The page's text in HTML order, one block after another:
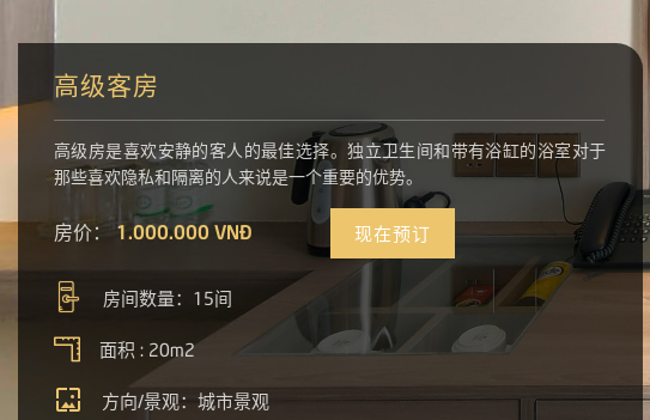
高级客房
高级房是喜欢安静的客人的最佳选择。独立卫生间和带有浴缸的浴室对于
那些喜欢隐私和隔离的人来说是一个重要的优势。
房价：1.000.000 VNĐ 现在预订
房间数量：15间
面积 : 20m2
方向/景观：城市景观